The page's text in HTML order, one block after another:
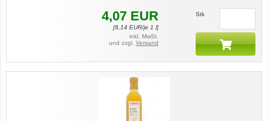
4,07 EUR
[8,14 EUR/je 1 l]
inkl. MwSt.
und zzgl. Versand
Stk